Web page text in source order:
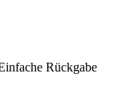
Rückgabe